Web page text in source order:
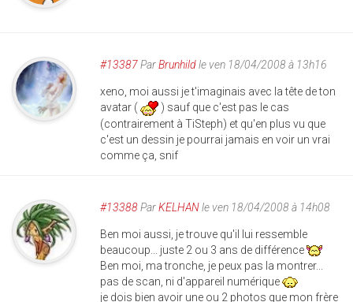
#13387ParBrunhildle ven 18/04/2008 à 13h16
xeno, moi aussi je t'imaginais avec la tête de ton
avatar (
) sauf que c'est pas le cas
(contrairement à TiSteph) et qu'en plus vu que
c'est un dessin je pourrai jamais en voir un vrai
comme ça, snif
#13388ParKELHANle ven 18/04/2008 à 14h08
Ben moi aussi, je trouve qu'il lui ressemble
beaucoup... juste 2 ou 3 ans de différence
Ben moi, ma tronche, je peux pas la montrer...
pas de scan, ni d'appareil numérique
je dois bien avoir une ou 2 photos que mon frère